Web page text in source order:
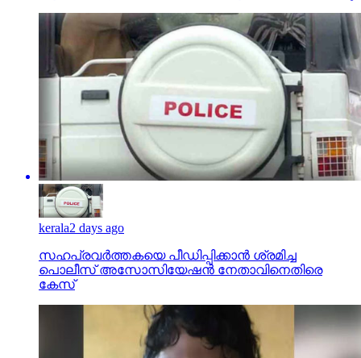
kerala2 days ago
സഹപ്രവര്‍ത്തകയെ പീഡിപ്പിക്കാന്‍ ശ്രമിച്ച
പൊലീസ് അസോസിയേഷന്‍ നേതാവിനെതിരെ
കേസ്